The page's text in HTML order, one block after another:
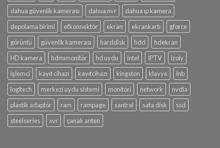
dahua güvenlik kamerası
dahua nvr
dahua ıp kamera
depolama birimi
efkonnektör ekran ekrankartı
gforce
görüntü
güvenlik kamerası harddisk hdd
hdekran
HD kamera
hdmımonitör hd uydu intel IPTV
izoly
işlemci
kayıt cihazı kayıtcihazı kingston klavye
lnb
logitech
merkezi uydu sistemi monitöri network
nvdia
plastik adaptör
ram rampage santral sata disk
ssd
steelseries
xvr çanak anten